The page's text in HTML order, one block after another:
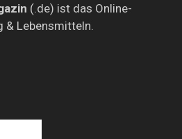
(.de) ist das Online-
& Lebensmitteln.